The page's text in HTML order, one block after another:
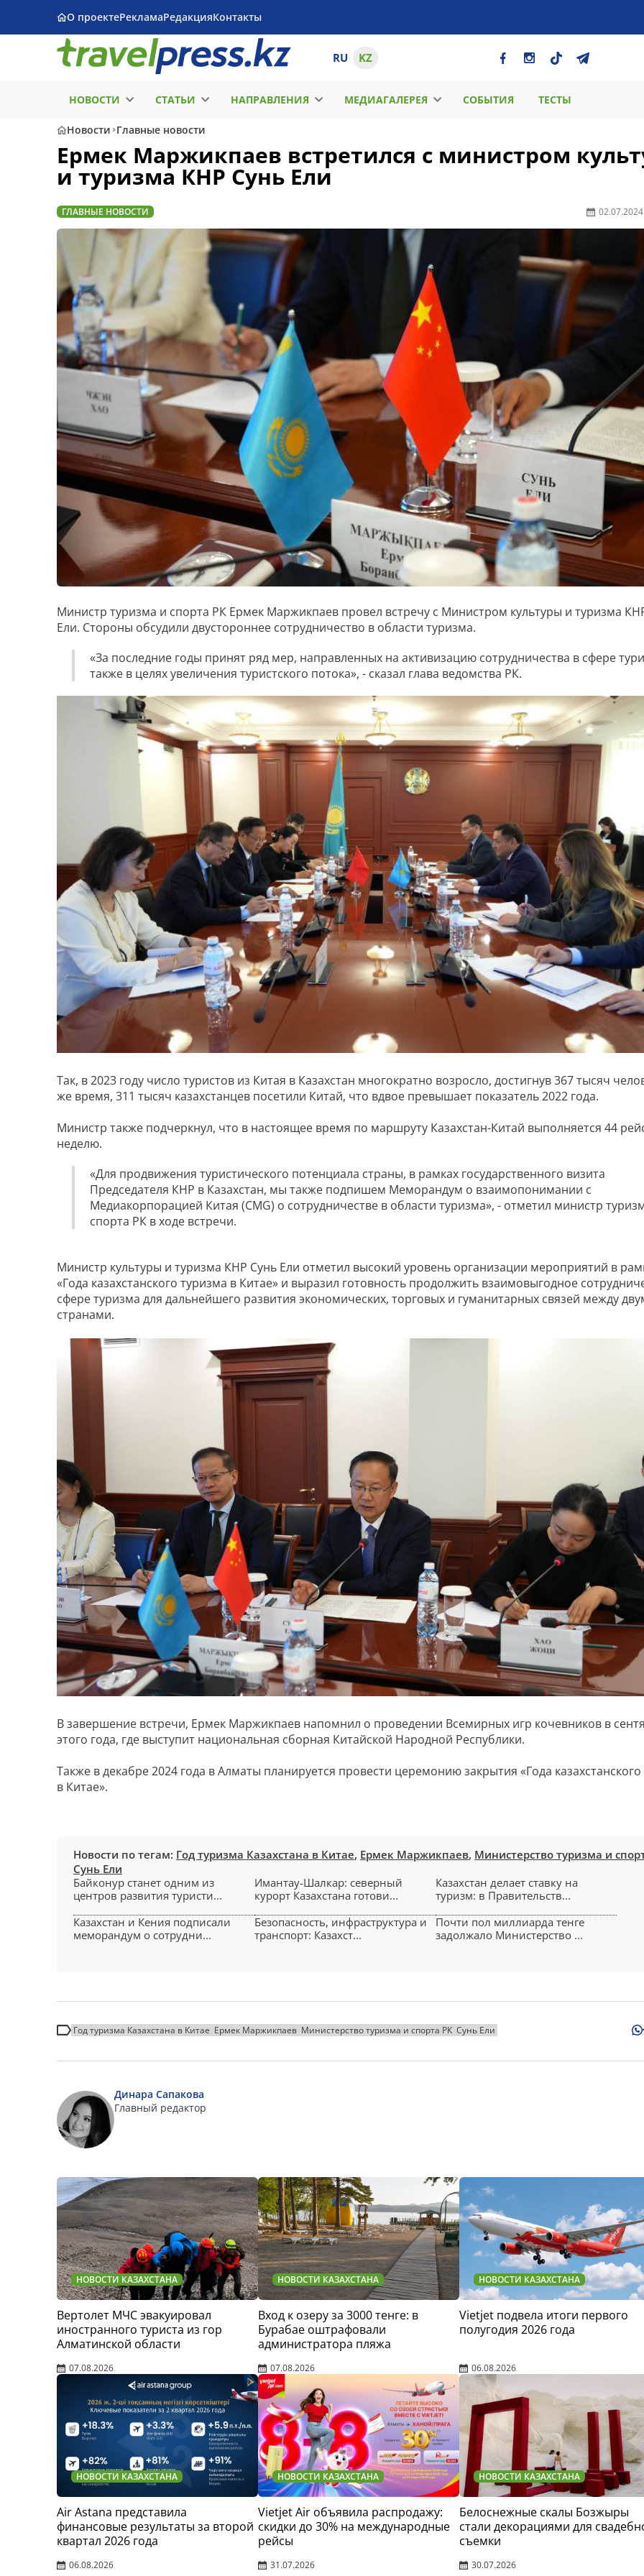
О проектеРекламаРедакцияКонтакты
RU KZ
НОВОСТИ СТАТЬИ НАПРАВЛЕНИЯ МЕДИАГАЛЕРЕЯ СОБЫТИЯ ТЕСТЫ
Новости Главные новости
Ермек Маржикпаев встретился с министром
и туризма КНР Сунь Ели
ГЛАВНЫЕ НОВОСТИ 02.07.2024
Министр туризма и спорта РК Ермек Маржикпаев провел встречу с Министром культуры и туризма
Ели. Стороны обсудили двустороннее сотрудничество в области туризма.
«За последние годы принят ряд мер, направленных на активизацию сотрудничества в сфере
также в целях увеличения туристского потока», - сказал глава ведомства РК.
Так, в 2023 году число туристов из Китая в Казахстан многократно возросло, достигнув 367 тысяч
же время, 311 тысяч казахстанцев посетили Китай, что вдвое превышает показатель 2022 года.
Министр также подчеркнул, что в настоящее время по маршруту Казахстан-Китай выполняется 44
неделю.
«Для продвижения туристического потенциала страны, в рамках государственного визита
Председателя КНР в Казахстан, мы также подпишем Меморандум о взаимопонимании с
Медиакорпорацией Китая (СМG) о сотрудничестве в области туризма», - отметил министр
спорта РК в ходе встречи.
Министр культуры и туризма КНР Сунь Ели отметил высокий уровень организации мероприятий в
«Года казахстанского туризма в Китае» и выразил готовность продолжить взаимовыгодное
сфере туризма для дальнейшего развития экономических, торговых и гуманитарных связей между
странами.
В завершение встречи, Ермек Маржикпаев напомнил о проведении Всемирных игр кочевников в
этого года, где выступит национальная сборная Китайской Народной Республики.
Также в декабре 2024 года в Алматы планируется провести церемонию закрытия «Года
в Китае».
Новости по тегам: Год туризма Казахстана в Китае, Ермек Маржикпаев, Министерство туризма и
Сунь Ели
Байконур станет одним из
центров развития туристи...
Имантау-Шалкар: северный
курорт Казахстана готови...
Казахстан делает ставку на
туризм: в Правительств...
Казахстан и Кения подписали
меморандум о сотрудни...
Безопасность, инфраструктура и
транспорт: Казахст...
Почти пол миллиарда тенге
задолжало Министерство ...
Год туризма Казахстана в Китае Ермек Маржикпаев Министерство туризма и спорта РК Сунь Ели
Динара Сапакова
Главный редактор
НОВОСТИ КАЗАХСТАНА
Вертолет МЧС эвакуировал
иностранного туриста из гор
Алматинской области
07.08.2026
НОВОСТИ КАЗАХСТАНА
Вход к озеру за 3000 тенге: в
Бурабае оштрафовали
администратора пляжа
07.08.2026
НОВОСТИ КАЗАХСТАНА
Vietjet подвела итоги первого
полугодия 2026 года
06.08.2026
НОВОСТИ КАЗАХСТАНА
Air Astana представила
финансовые результаты за второй
квартал 2026 года
06.08.2026
НОВОСТИ КАЗАХСТАНА
Vietjet Air объявила распродажу:
скидки до 30% на международные
рейсы
31.07.2026
НОВОСТИ КАЗАХСТАНА
Белоснежные скалы Бозжыры
стали декорациями для
съемки
30.07.2026